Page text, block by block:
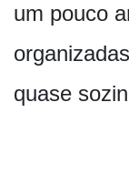
um pouco
quase